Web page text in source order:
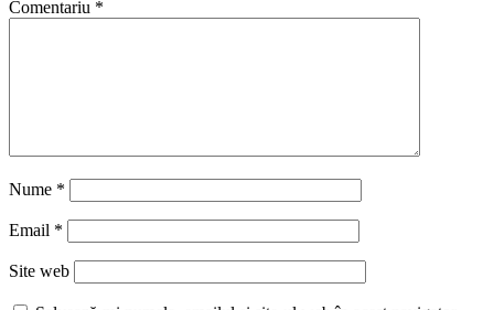
Comentariu *
Nume *
Email *
Site web